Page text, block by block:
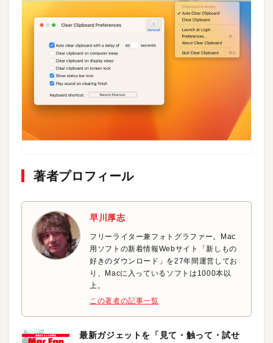
著者プロフィール
早川厚志
フリーライター兼フォトグラファー。Mac
用ソフトの新着情報Webサイト「新しもの
好きのダウンロード」を27年間運営してお
り、Macに入っているソフトは1000本以
上。
この著者の記事一覧
最新ガジェットを「見て・触って・試せ